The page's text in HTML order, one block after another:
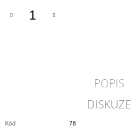
POPIS
DISKUZE
Kód
78
350